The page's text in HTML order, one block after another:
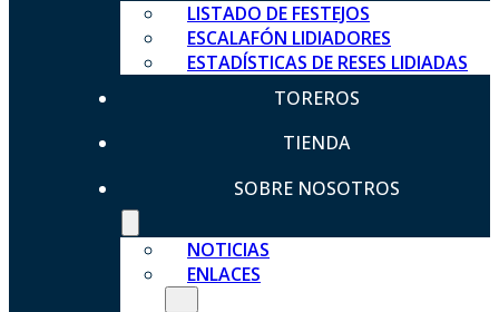
LISTADO DE FESTEJOS
ESCALAFÓN LIDIADORES
ESTADÍSTICAS DE RESES LIDIADAS
TOREROS
TIENDA
SOBRE NOSOTROS
NOTICIAS
ENLACES